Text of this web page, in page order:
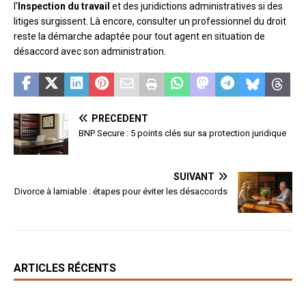
l’ Inspection du travail et des juridictions administratives si des
litiges surgissent. Là encore, consulter un professionnel du droit
reste la démarche adaptée pour tout agent en situation de
désaccord avec son administration.
PRÉCÉDENT
BNP Secure : 5 points clés sur sa protection juridique
SUIVANT
Divorce à lamiable : étapes pour éviter les désaccords
ARTICLES RÉCENTS